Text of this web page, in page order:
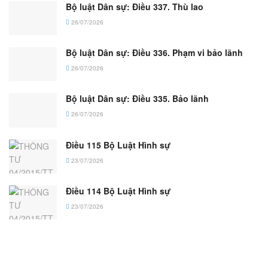
Bộ luật Dân sự: Điều 337. Thù lao
26/07/2026
Bộ luật Dân sự: Điều 336. Phạm vi bảo lãnh
26/07/2026
Bộ luật Dân sự: Điều 335. Bảo lãnh
26/07/2026
Điều 115 Bộ Luật Hình sự
23/07/2026
Điều 114 Bộ Luật Hình sự
23/07/2026